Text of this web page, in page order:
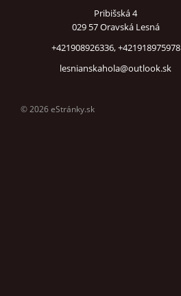
Pribišská 4
029 57 Oravská Lesná
+421908926336, +421918975978
lesnianskahola@outlook.sk
© 2026 eStránky.sk